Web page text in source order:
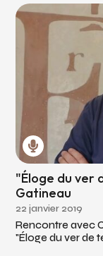
"Éloge du ver
Gatineau
22 janvier 2019
Rencontre avec
"Éloge du ver de